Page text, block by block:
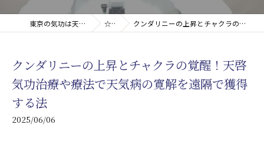
東京の気功は天啓気療院(天啓気功療法治療院) ☆コラム クンダリニーの上昇とチャクラの覚醒！天啓気功治療や療法で天気病の寛解を遠隔で獲得する法
クンダリニーの上昇とチャクラの覚醒！天啓
気功治療や療法で天気病の寛解を遠隔で獲得
する法
2025/06/06